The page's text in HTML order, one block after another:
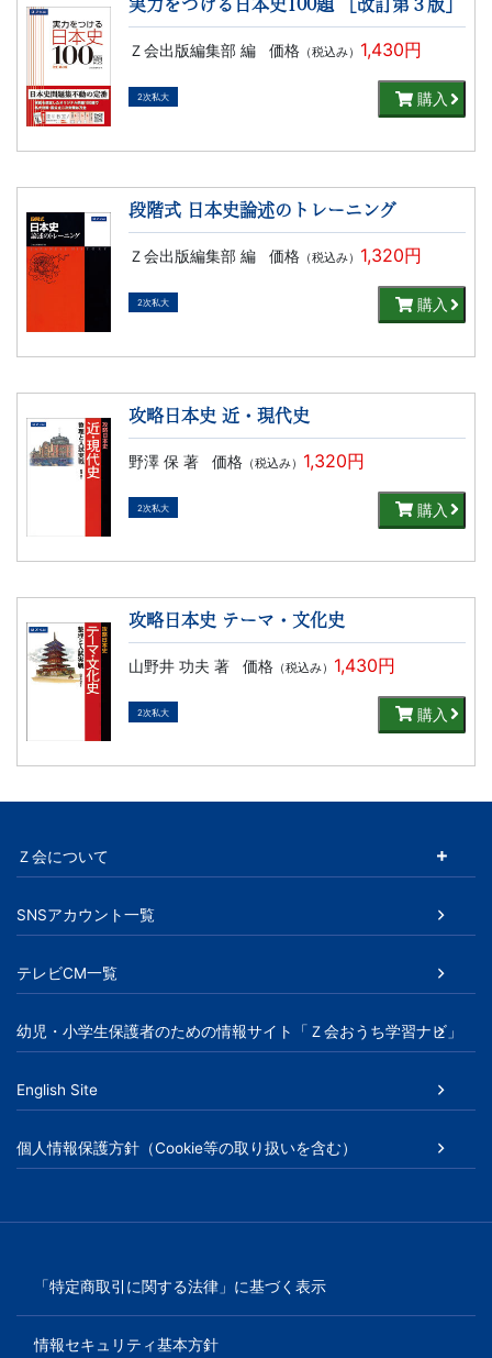
学
生
向
け
籍、
文
芸
ま
で
実力をつける日本史100題 ［改訂第３版］
Ｚ会出版編集部 編 価格（税込み） 1,430円
2次私大 購入
段階式 日本史論述のトレーニング
Ｚ会出版編集部 編 価格（税込み） 1,320円
2次私大 購入
攻略日本史 近・現代史
野澤 保 著 価格（税込み） 1,320円
2次私大 購入
攻略日本史 テーマ・文化史
山野井 功夫 著 価格（税込み） 1,430円
2次私大 購入
Ｚ会について
SNSアカウント一覧
テレビCM一覧
幼児・小学生保護者のための情報サイト「Ｚ会おうち学習ナビ」
English Site
個人情報保護方針（Cookie等の取り扱いを含む）
「特定商取引に関する法律」に基づく表示
情報セキュリティ基本方針